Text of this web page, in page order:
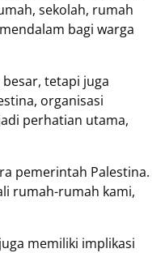
sekolah, rumah
bagi warga
tetapi juga
organisasi
perhatian utama,
pemerintah Palestina.
rumah-rumah kami,
memiliki implikasi